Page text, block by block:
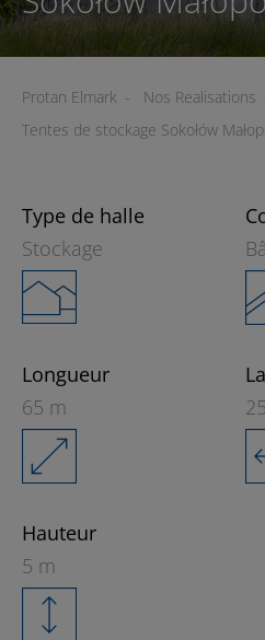
Protan Elmark - Nos Realisations
Tentes de stockage Sokołów
Type de halle
Stockage
Longueur
65 m
Hauteur
5 m